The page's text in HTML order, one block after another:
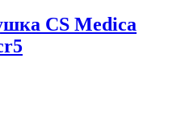
CS Medica